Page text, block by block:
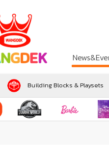
Building Blocks & Playsets